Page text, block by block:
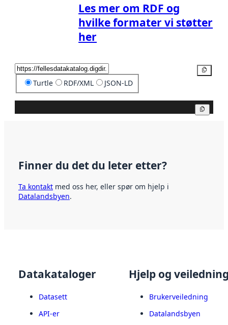
Les mer om RDF og
hvilke formater vi støtter
her
Turtle RDF/XML JSON-LD
Finner du det du leter etter?
Ta kontakt med oss her, eller spør om hjelp i
Datalandsbyen.
Datakataloger
Datasett
API-er
Hjelp og
Brukerveiledning
Datalandsbyen